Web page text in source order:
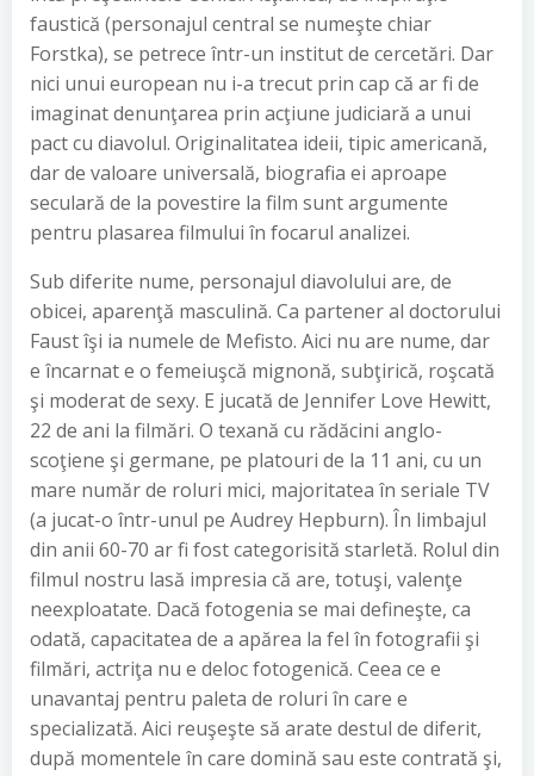
faustică (personajul central se numeşte chiar
Forstka), se petrece într-un institut de cercetări. Dar
nici unui european nu i-a trecut prin cap că ar fi de
imaginat denunţarea prin acţiune judiciară a unui
pact cu diavolul. Originalitatea ideii, tipic americană,
dar de valoare universală, biografia ei aproape
seculară de la povestire la film sunt argumente
pentru plasarea filmului în focarul analizei.
Sub diferite nume, personajul diavolului are, de
obicei, aparenţă masculină. Ca partener al doctorului
Faust îşi ia numele de Mefisto. Aici nu are nume, dar
e încarnat e o femeiuşcă mignonă, subţirică, roşcată
şi moderat de sexy. E jucată de Jennifer Love Hewitt,
22 de ani la filmări. O texană cu rădăcini anglo-
scoţiene şi germane, pe platouri de la 11 ani, cu un
mare număr de roluri mici, majoritatea în seriale TV
(a jucat-o într-unul pe Audrey Hepburn). În limbajul
din anii 60-70 ar fi fost categorisită starletă. Rolul din
filmul nostru lasă impresia că are, totuşi, valenţe
neexploatate. Dacă fotogenia se mai defineşte, ca
odată, capacitatea de a apărea la fel în fotografii şi
filmări, actriţa nu e deloc fotogenică. Ceea ce e
unavantaj pentru paleta de roluri în care e
specializată. Aici reuşeşte să arate destul de diferit,
după momentele în care domină sau este contrată şi,